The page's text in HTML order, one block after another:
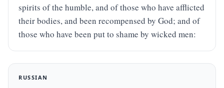
spirits of the humble, and of those who have afflicted
their bodies, and been recompensed by God; and of
those who have been put to shame by wicked men:
RUSSIAN